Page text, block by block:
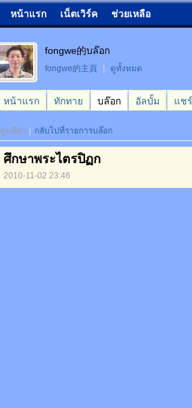
หน้าแรก เน็ตเวิร์ค ช่วยเหลือ
fongwe的บล๊อก
fongwe的主頁 ดูทั้งหมด
หน้าแรก ทักทาย บล๊อก อัลบั้ม แชร์
ดูบล๊อก กลับไปที่รายการบล๊อก
ศึกษาพระไตรปิฏก
2010-11-02 23:46